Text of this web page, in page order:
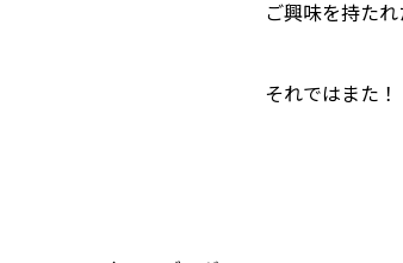
ご興味を持た
それではまた！